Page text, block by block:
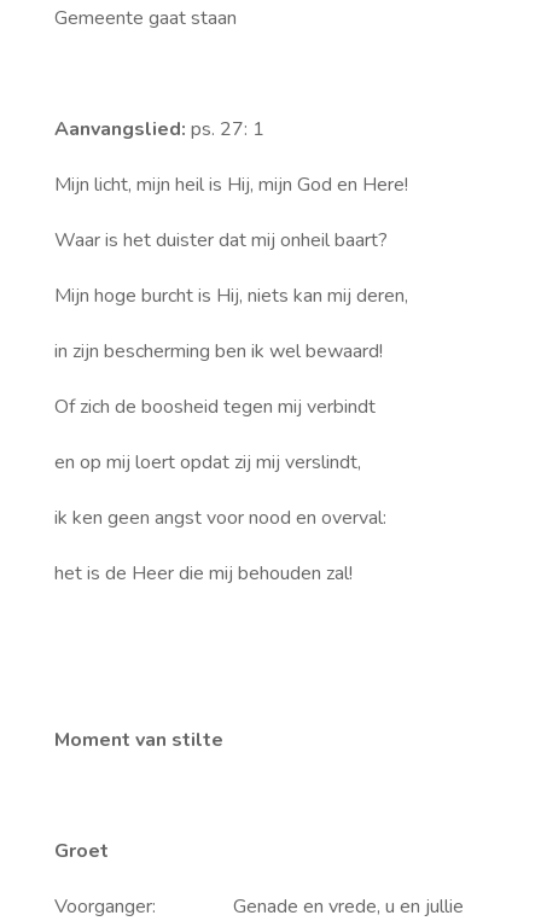
Gemeente gaat staan
Aanvangslied: ps. 27: 1
Mijn licht, mijn heil is Hij, mijn God en Here!
Waar is het duister dat mij onheil baart?
Mijn hoge burcht is Hij, niets kan mij deren,
in zijn bescherming ben ik wel bewaard!
Of zich de boosheid tegen mij verbindt
en op mij loert opdat zij mij verslindt,
ik ken geen angst voor nood en overval:
het is de Heer die mij behouden zal!
Moment van stilte
Groet
Voorganger: Genade en vrede, u en jullie